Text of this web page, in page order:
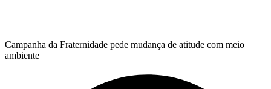
Campanha da Fraternidade pede mudança de atitude com meio
ambiente